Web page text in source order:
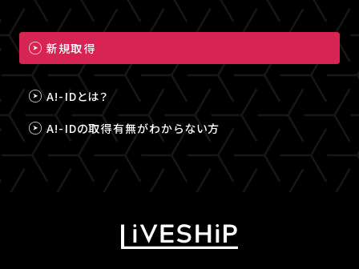
新規取得
A!-IDとは？
A!-IDの取得有無がわからない方